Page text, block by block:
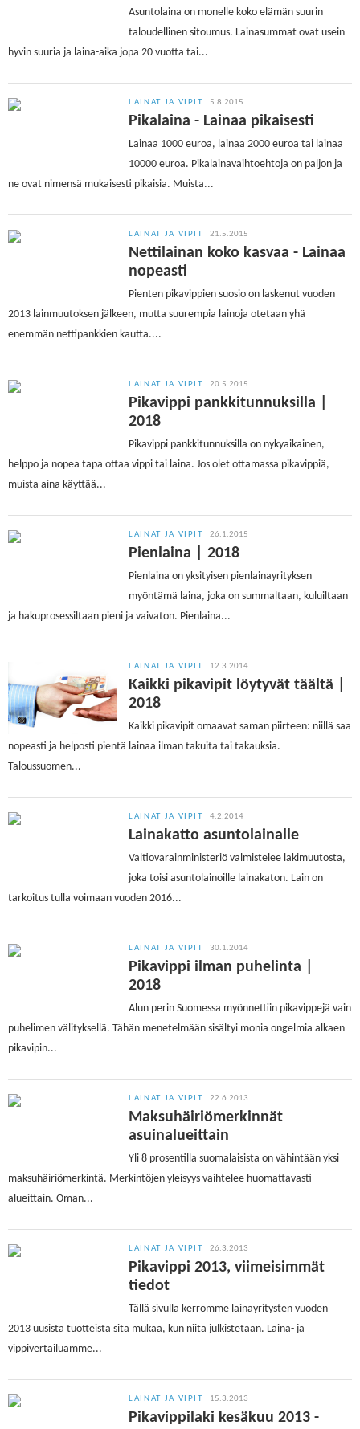
Asuntolaina on monelle koko elämän suurin
taloudellinen sitoumus. Lainasummat ovat usein
hyvin suuria ja laina-aika jopa 20 vuotta tai...
LAINAT JA VIPIT 5.8.2015
Pikalaina - Lainaa pikaisesti
Lainaa 1000 euroa, lainaa 2000 euroa tai lainaa
10000 euroa. Pikalainavaihtoehtoja on paljon ja
ne ovat nimensä mukaisesti pikaisia. Muista...
LAINAT JA VIPIT 21.5.2015
Nettilainan koko kasvaa - Lainaa
nopeasti
Pienten pikavippien suosio on laskenut vuoden
2013 lainmuutoksen jälkeen, mutta suurempia lainoja otetaan yhä
enemmän nettipankkien kautta....
LAINAT JA VIPIT 20.5.2015
Pikavippi pankkitunnuksilla |
2018
Pikavippi pankkitunnuksilla on nykyaikainen,
helppo ja nopea tapa ottaa vippi tai laina. Jos olet ottamassa pikavippiä,
muista aina käyttää...
LAINAT JA VIPIT 26.1.2015
Pienlaina | 2018
Pienlaina on yksityisen pienlainayrityksen
myöntämä laina, joka on summaltaan, kuluiltaan
ja hakuprosessiltaan pieni ja vaivaton. Pienlaina...
LAINAT JA VIPIT 12.3.2014
Kaikki pikavipit löytyvät täältä |
2018
Kaikki pikavipit omaavat saman piirteen: niillä saa
nopeasti ja helposti pientä lainaa ilman takuita tai takauksia.
Taloussuomen...
LAINAT JA VIPIT 4.2.2014
Lainakatto asuntolainalle
Valtiovarainministeriö valmistelee lakimuutosta,
joka toisi asuntolainoille lainakaton. Lain on
tarkoitus tulla voimaan vuoden 2016...
LAINAT JA VIPIT 30.1.2014
Pikavippi ilman puhelinta |
2018
Alun perin Suomessa myönnettiin pikavippejä vain
puhelimen välityksellä. Tähän menetelmään sisältyi monia ongelmia alkaen
pikavipin...
LAINAT JA VIPIT 22.6.2013
Maksuhäiriömerkinnät
asuinalueittain
Yli 8 prosentilla suomalaisista on vähintään yksi
maksuhäiriömerkintä. Merkintöjen yleisyys vaihtelee huomattavasti
alueittain. Oman...
LAINAT JA VIPIT 26.3.2013
Pikavippi 2013, viimeisimmät
tiedot
Tällä sivulla kerromme lainayritysten vuoden
2013 uusista tuotteista sitä mukaa, kun niitä julkistetaan. Laina- ja
vippivertailuamme...
LAINAT JA VIPIT 15.3.2013
Pikavippilaki kesäkuu 2013 -